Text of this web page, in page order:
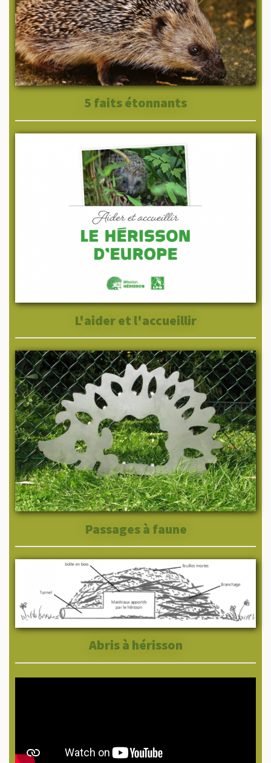
5 faits étonnants
L'aider et l'accueillir
Passages à faune
Abris à hérisson